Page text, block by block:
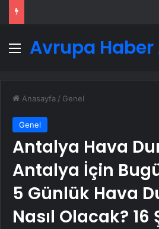
Menü
Avrupa Haber
Anasayfa / Genel
Genel
Antalya Hava
Antalya İçin
5 Günlük Hava
Nasıl Olacak? 16